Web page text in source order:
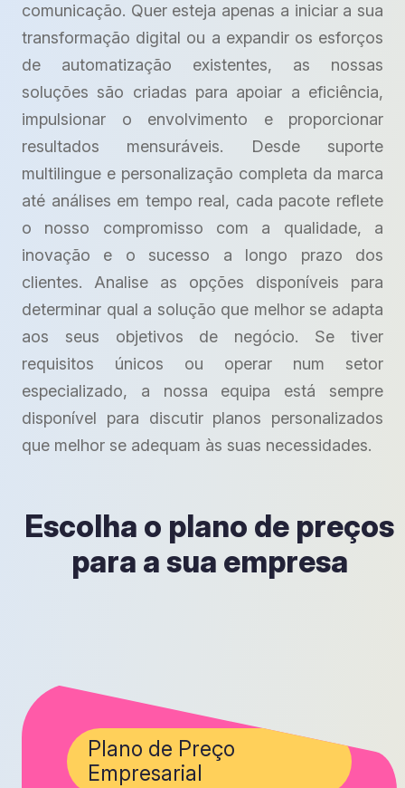
comunicação. Quer esteja apenas a iniciar a sua
transformação digital ou a expandir os esforços
de automatização existentes, as nossas
soluções são criadas para apoiar a eficiência,
impulsionar o envolvimento e proporcionar
resultados mensuráveis. Desde suporte
multilingue e personalização completa da marca
até análises em tempo real, cada pacote reflete
o nosso compromisso com a qualidade, a
inovação e o sucesso a longo prazo dos
clientes. Analise as opções disponíveis para
determinar qual a solução que melhor se adapta
aos seus objetivos de negócio. Se tiver
requisitos únicos ou operar num setor
especializado, a nossa equipa está sempre
disponível para discutir planos personalizados
que melhor se adequam às suas necessidades.
Escolha o plano de preços
para a sua empresa
Plano de Preço
Empresarial